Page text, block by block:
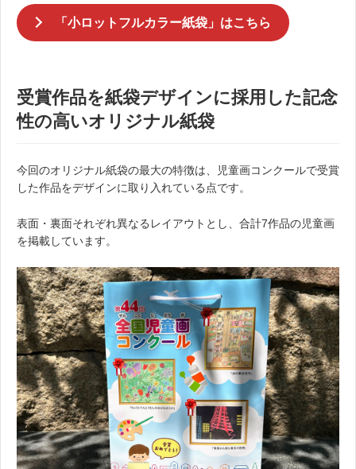
「小ロットフルカラー紙袋」はこちら
受賞作品を紙袋デザインに採用した記念
性の高いオリジナル紙袋
今回のオリジナル紙袋の最大の特徴は、児童画コンクールで受賞
した作品をデザインに取り入れている点です。
表面・裏面それぞれ異なるレイアウトとし、合計7作品の児童画
を掲載しています。